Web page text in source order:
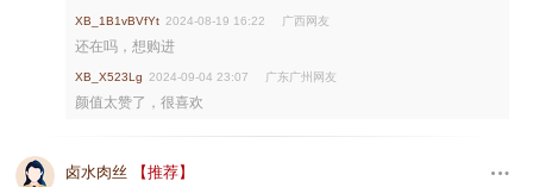
XB_1B1vBVfYt 2024-08-19 16:22 广西网友
还在吗，想购进
XB_X523Lg 2024-09-04 23:07 广东广州网友
颜值太赞了，很喜欢
卤水肉丝 【推荐】